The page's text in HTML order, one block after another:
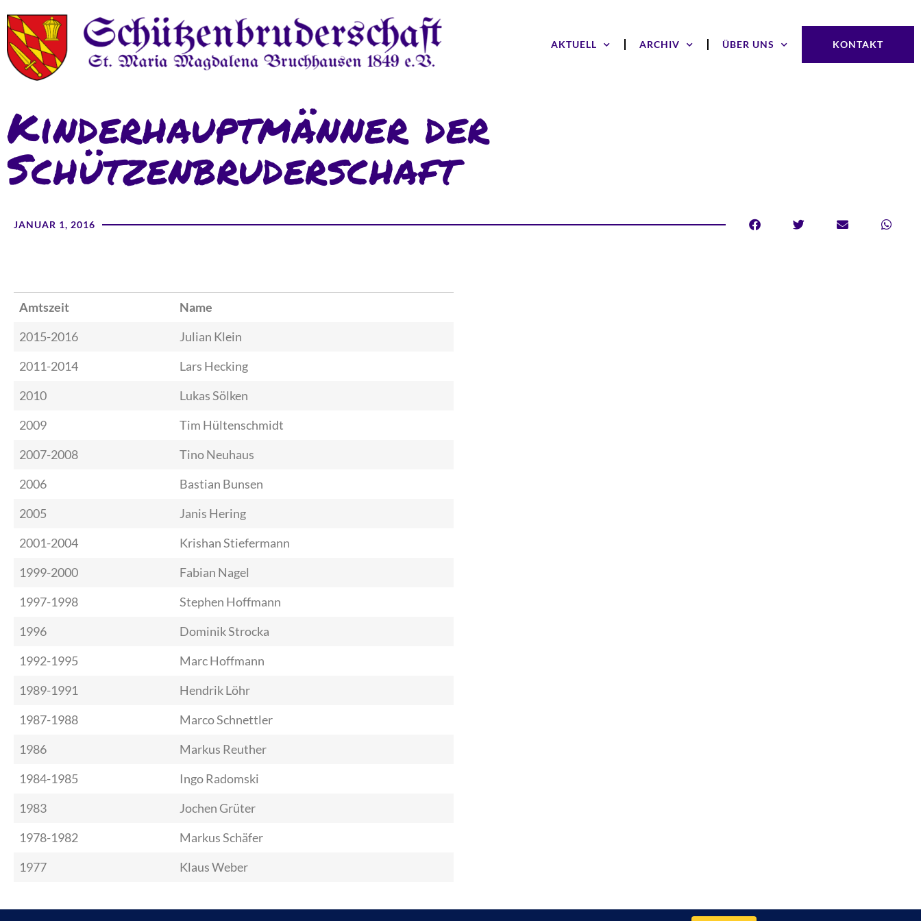
AKTUELL ARCHIV ÜBER UNS KONTAKT
Kinderhauptmänner der
Schützenbruderschaft
JANUAR 1, 2016
Amtszeit
Name
2015-2016
Julian Klein
2011-2014
Lars Hecking
2010
Lukas Sölken
2009
Tim Hültenschmidt
2007-2008
Tino Neuhaus
2006
Bastian Bunsen
2005
Janis Hering
2001-2004
Krishan Stiefermann
1999-2000
Fabian Nagel
1997-1998
Stephen Hoffmann
1996
Dominik Strocka
1992-1995
Marc Hoffmann
1989-1991
Hendrik Löhr
1987-1988
Marco Schnettler
1986
Markus Reuther
1984-1985
Ingo Radomski
1983
Jochen Grüter
1978-1982
Markus Schäfer
1977
Klaus Weber